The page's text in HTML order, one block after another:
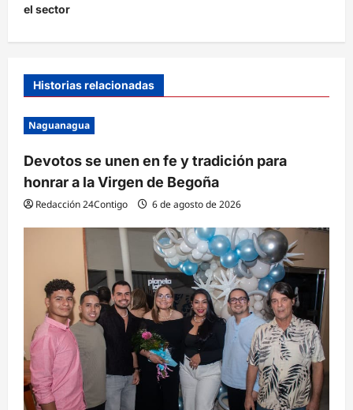
ó
n
d
e
n
s
el sector
Historias relacionadas
Naguanagua
Devotos se unen en fe y tradición para
honrar a la Virgen de Begoña
Redacción 24Contigo 6 de agosto de 2026